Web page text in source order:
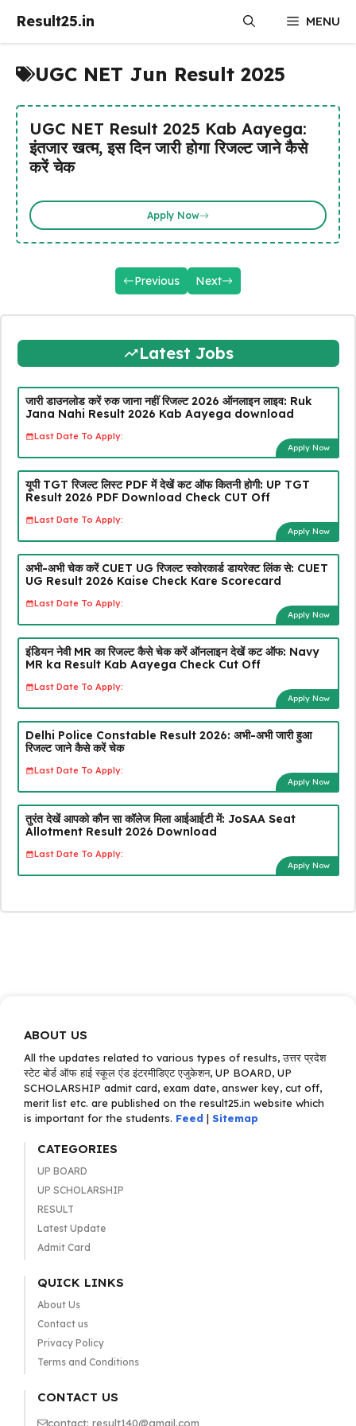
Result25.in MENU
UGC NET Jun Result 2025
UGC NET Result 2025 Kab Aayega:
इंतजार खत्म, इस दिन जारी होगा रिजल्ट जाने कैसे
करें चेक
Apply Now
Previous Next
Latest Jobs
जारी डाउनलोड करें रुक जाना नहीं रिजल्ट 2026 ऑनलाइन लाइव: Ruk
Jana Nahi Result 2026 Kab Aayega download
Last Date To Apply:
Apply Now
यूपी TGT रिजल्ट लिस्ट PDF में देखें कट ऑफ कितनी होगी: UP TGT
Result 2026 PDF Download Check CUT Off
Last Date To Apply:
Apply Now
अभी-अभी चेक करें CUET UG रिजल्ट स्कोरकार्ड डायरेक्ट लिंक से: CUET
UG Result 2026 Kaise Check Kare Scorecard
Last Date To Apply:
Apply Now
इंडियन नेवी MR का रिजल्ट कैसे चेक करें ऑनलाइन देखें कट ऑफ: Navy
MR ka Result Kab Aayega Check Cut Off
Last Date To Apply:
Apply Now
Delhi Police Constable Result 2026: अभी-अभी जारी हुआ
रिजल्ट जाने कैसे करें चेक
Last Date To Apply:
Apply Now
तुरंत देखें आपको कौन सा कॉलेज मिला आईआईटी में: JoSAA Seat
Allotment Result 2026 Download
Last Date To Apply:
Apply Now
ABOUT US
All the updates related to various types of results, उत्तर प्रदेश
स्टेट बोर्ड ऑफ हाई स्कूल एंड इंटरमीडिएट एजुकेशन, UP BOARD, UP
SCHOLARSHIP admit card, exam date, answer key, cut off,
merit list etc. are published on the result25.in website which
is important for the students. Feed | Sitemap
CATEGORIES
UP BOARD
UP SCHOLARSHIP
RESULT
Latest Update
Admit Card
QUICK LINKS
About Us
Contact us
Privacy Policy
Terms and Conditions
CONTACT US
contact: result140@gmail.com